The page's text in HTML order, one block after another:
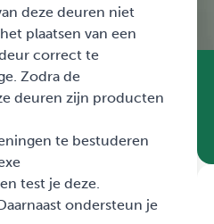
deze deuren niet
plaatsen van een
correct te
Zodra de
deuren zijn producten
te bestuderen
test je deze.
ondersteun je